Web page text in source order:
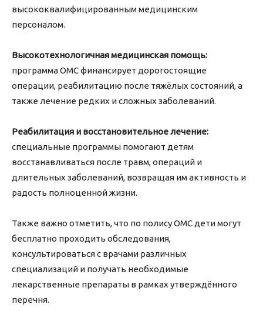
высококвалифицированным медицинским
персоналом.
Высокотехнологичная медицинская помощь:
программа ОМС финансирует дорогостоящие
операции, реабилитацию после тяжёлых состояний, а
также лечение редких и сложных заболеваний.
Реабилитация и восстановительное лечение:
специальные программы помогают детям
восстанавливаться после травм, операций и
длительных заболеваний, возвращая им активность и
радость полноценной жизни.
Также важно отметить, что по полису ОМС дети могут
бесплатно проходить обследования,
консультироваться с врачами различных
специализаций и получать необходимые
лекарственные препараты в рамках утверждённого
перечня.